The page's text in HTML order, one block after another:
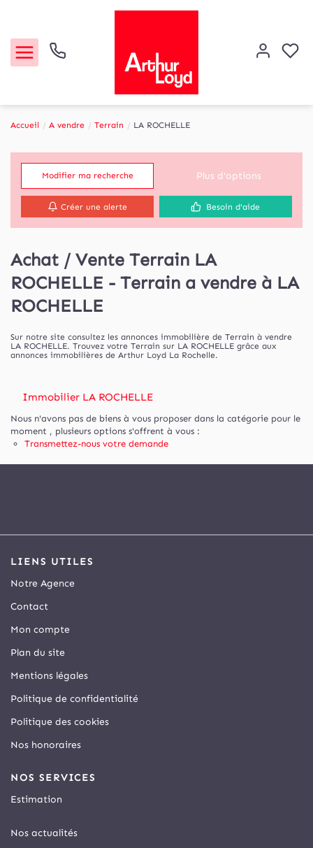
Louer
Etude de marché
Notre Agence
Contact
Accueil A vendre Terrain LA ROCHELLE
Modifier ma recherche Plus d'options
Créer une alerte Besoin d'aide
Achat / Vente Terrain LA
ROCHELLE - Terrain a vendre à LA
ROCHELLE
Sur notre site consultez les annonces immobilière de Terrain à vendre
LA ROCHELLE. Trouvez votre Terrain sur LA ROCHELLE grâce aux
annonces immobilières de Arthur Loyd La Rochelle.
Immobilier LA ROCHELLE
Nous n'avons pas de biens à vous proposer dans la catégorie pour le
moment , plusieurs options s'offrent à vous :
Transmettez-nous votre demande
LIENS UTILES
Notre Agence
Contact
Mon compte
Plan du site
Mentions légales
Politique de confidentialité
Politique des cookies
Nos honoraires
NOS SERVICES
Estimation
Nos actualités